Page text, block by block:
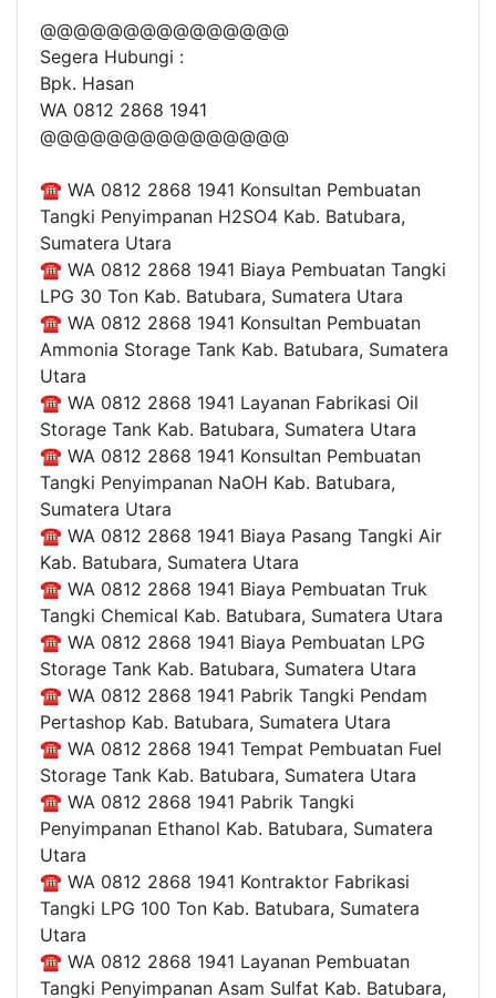
@@@@@@@@@@@@@@@
Segera Hubungi :
Bpk. Hasan
WA 0812 2868 1941
@@@@@@@@@@@@@@@
☎ WA 0812 2868 1941 Konsultan Pembuatan
Tangki Penyimpanan H2SO4 Kab. Batubara,
Sumatera Utara
☎ WA 0812 2868 1941 Biaya Pembuatan Tangki
LPG 30 Ton Kab. Batubara, Sumatera Utara
☎ WA 0812 2868 1941 Konsultan Pembuatan
Ammonia Storage Tank Kab. Batubara, Sumatera
Utara
☎ WA 0812 2868 1941 Layanan Fabrikasi Oil
Storage Tank Kab. Batubara, Sumatera Utara
☎ WA 0812 2868 1941 Konsultan Pembuatan
Tangki Penyimpanan NaOH Kab. Batubara,
Sumatera Utara
☎ WA 0812 2868 1941 Biaya Pasang Tangki Air
Kab. Batubara, Sumatera Utara
☎ WA 0812 2868 1941 Biaya Pembuatan Truk
Tangki Chemical Kab. Batubara, Sumatera Utara
☎ WA 0812 2868 1941 Biaya Pembuatan LPG
Storage Tank Kab. Batubara, Sumatera Utara
☎ WA 0812 2868 1941 Pabrik Tangki Pendam
Pertashop Kab. Batubara, Sumatera Utara
☎ WA 0812 2868 1941 Tempat Pembuatan Fuel
Storage Tank Kab. Batubara, Sumatera Utara
☎ WA 0812 2868 1941 Pabrik Tangki
Penyimpanan Ethanol Kab. Batubara, Sumatera
Utara
☎ WA 0812 2868 1941 Kontraktor Fabrikasi
Tangki LPG 100 Ton Kab. Batubara, Sumatera
Utara
☎ WA 0812 2868 1941 Layanan Pembuatan
Tangki Penyimpanan Asam Sulfat Kab. Batubara,